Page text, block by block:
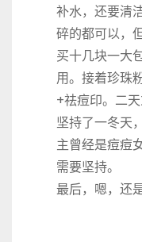
补水，还要清
碎的都可以，
买十几块一大
用。接着珍珠
+祛痘印。二
坚持了一冬天
主曾经是痘痘
需要坚持。
最后，嗯，还